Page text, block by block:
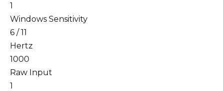
1
Windows Sensitivity
6 / 11
Hertz
1000
Raw Input
1